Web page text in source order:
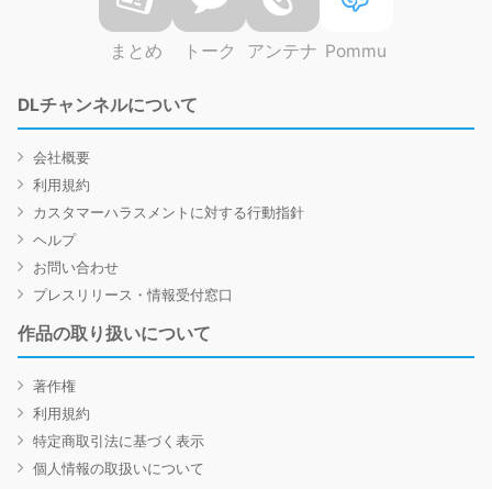
まとめ トーク アンテナ Pommu
DLチャンネルについて
会社概要
利用規約
カスタマーハラスメントに対する行動指針
ヘルプ
お問い合わせ
プレスリリース・情報受付窓口
作品の取り扱いについて
著作権
利用規約
特定商取引法に基づく表示
個人情報の取扱いについて